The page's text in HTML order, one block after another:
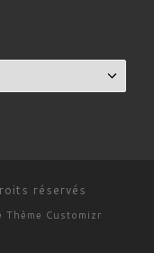
réservés
Thème Customizr